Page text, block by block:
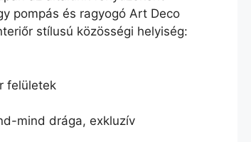
pompás és ragyogó Art Deco
stílusú közösségi helyiség:
felületek
mind drága, exkluzív